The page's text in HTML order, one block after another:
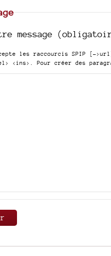
message
les raccourcis SPIP [-
<ins> . Pour créer des